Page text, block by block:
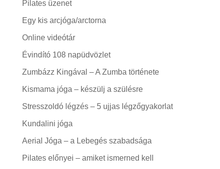
Pilates üzenet
Egy kis arcjóga/arctorna
Online videótár
Évindító 108 napüdvözlet
Zumbázz Kingával – A Zumba története
Kismama jóga – készülj a szülésre
Stresszoldó légzés – 5 ujjas légzőgyakorlat
Kundalini jóga
Aerial Jóga – a Lebegés szabadsága
Pilates előnyei – amiket ismerned kell